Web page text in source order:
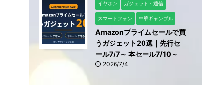
イヤホン ガジェット・通信
スマートフォン 中華ギャンブル
Amazonプライムセールで買
うガジェット20選｜先行セ
ール7/7～ 本セール7/10～
2026/7/4